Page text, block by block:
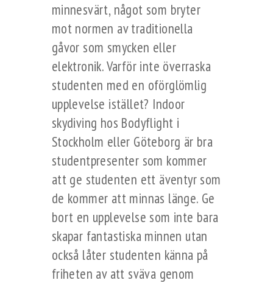
minnesvärt, något som bryter
mot normen av traditionella
gåvor som smycken eller
elektronik. Varför inte överraska
studenten med en oförglömlig
upplevelse istället? Indoor
skydiving hos Bodyflight i
Stockholm eller Göteborg är bra
studentpresenter som kommer
att ge studenten ett äventyr som
de kommer att minnas länge. Ge
bort en upplevelse som inte bara
skapar fantastiska minnen utan
också låter studenten känna på
friheten av att sväva genom